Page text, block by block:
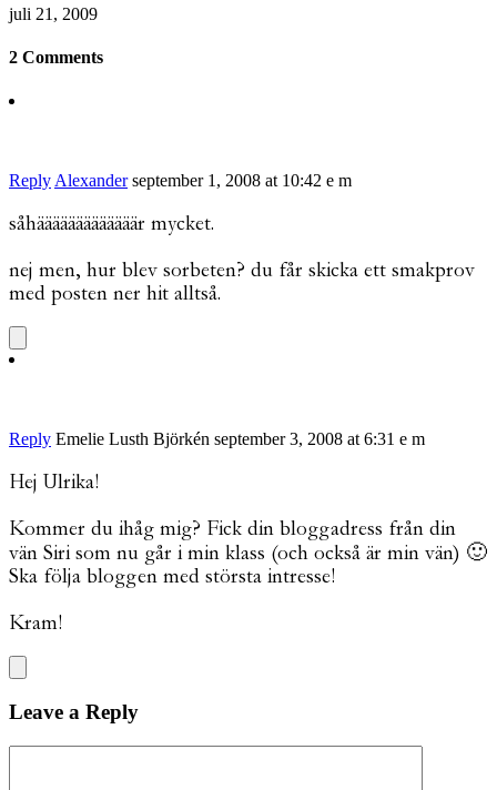
juli 21, 2009
2 Comments
Reply Alexander september 1, 2008 at 10:42 e m
såhääääääääääääär mycket.
nej men, hur blev sorbeten? du får skicka ett smakprov
med posten ner hit alltså.
Reply Emelie Lusth Björkén september 3, 2008 at 6:31 e m
Hej Ulrika!
Kommer du ihåg mig? Fick din bloggadress från din
vän Siri som nu går i min klass (och också är min vän) 🙂
Ska följa bloggen med största intresse!
Kram!
Leave a Reply